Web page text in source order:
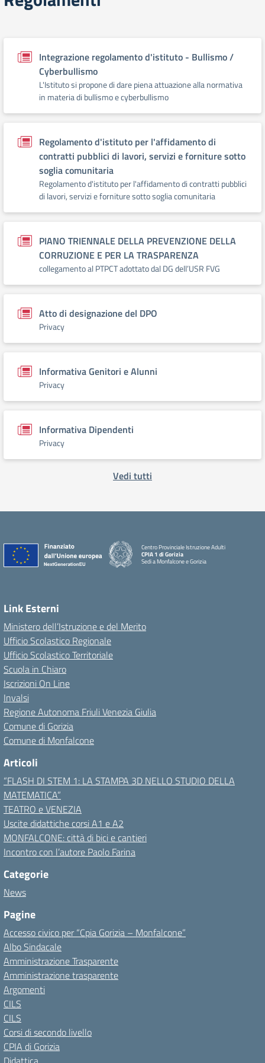
Integrazione regolamento d'istituto - Bullismo /
Cyberbullismo
L'Istituto si propone di dare piena attuazione alla normativa
in materia di bullismo e cyberbullismo
Regolamento d'istituto per l'affidamento di
contratti pubblici di lavori, servizi e forniture sotto
soglia comunitaria
Regolamento d'istituto per l'affidamento di contratti pubblici
di lavori, servizi e forniture sotto soglia comunitaria
PIANO TRIENNALE DELLA PREVENZIONE DELLA
CORRUZIONE E PER LA TRASPARENZA
collegamento al PTPCT adottato dal DG dell’USR FVG
Atto di designazione del DPO
Privacy
Informativa Genitori e Alunni
Privacy
Informativa Dipendenti
Privacy
Vedi tutti
Centro Provinciale Istruzione Adulti
CPIA 1 di Gorizia
Sedi a Monfalcone e Gorizia
Link Esterni
Ministero dell’Istruzione e del Merito
Ufficio Scolastico Regionale
Ufficio Scolastico Territoriale
Scuola in Chiaro
Iscrizioni On Line
Invalsi
Regione Autonoma Friuli Venezia Giulia
Comune di Gorizia
Comune di Monfalcone
Articoli
“FLASH DI STEM 1: LA STAMPA 3D NELLO STUDIO DELLA
MATEMATICA”
TEATRO e VENEZIA
Uscite didattiche corsi A1 e A2
MONFALCONE: città di bici e cantieri
Incontro con l’autore Paolo Farina
Categorie
News
Pagine
Accesso civico per “Cpia Gorizia – Monfalcone”
Albo Sindacale
Amministrazione Trasparente
Amministrazione trasparente
Argomenti
CILS
CILS
Corsi di secondo livello
CPIA di Gorizia